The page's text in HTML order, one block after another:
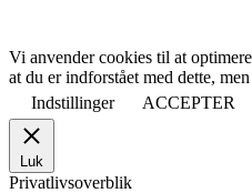
Vi anvender cookies til at
at du er indforstået med dette,
Indstillinger
ACCEPTER
Luk
Privatlivsoverblik